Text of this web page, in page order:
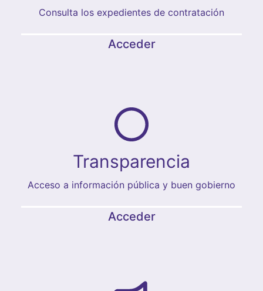
Consulta los expedientes de contratación
Acceder
Transparencia
Acceso a información pública y buen gobierno
Acceder